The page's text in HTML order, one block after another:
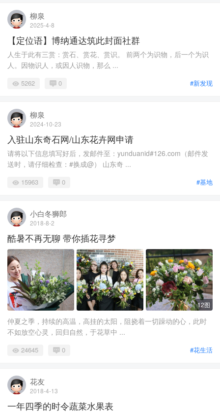
柳泉
2025-4-8
【定位语】博纳通达筑此封面社群
人生于此有三赏：赏石、赏花、赏识。 前两个为识物，后一个为识
人。因物识人，或因人识物，那么 ...
#新发现
5262 0
柳泉
2024-10-23
入驻山东奇石网/山东花卉网申请
请将以下信息填写好后，发邮件至：yunduanid#126.com（邮件发
送时，请仔细检查：#换成@） 山东奇 ...
#基地
15963 0
小白冬狮郎
2018-8-2
酷暑不再无聊 带你插花寻梦
12图
仲夏之季，持续的高温，高挂的太阳，阻挠着一切躁动的心，此时
不如放空心灵，回归自然，于花草中 ...
#花生活
24645 0
花友
2018-4-13
一年四季的时令蔬菜水果表